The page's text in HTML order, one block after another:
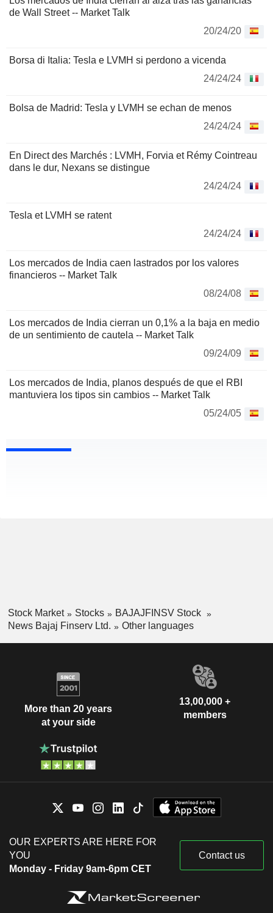
de Wall Street -- Market Talk
20/24/20
Borsa di Italia: Tesla e LVMH si perdono a vicenda
24/24/24
Bolsa de Madrid: Tesla y LVMH se echan de menos
24/24/24
En Direct des Marchés : LVMH, Forvia et Rémy Cointreau
dans le dur, Nexans se distingue
24/24/24
Tesla et LVMH se ratent
24/24/24
Los mercados de India caen lastrados por los valores
financieros -- Market Talk
08/24/08
Los mercados de India cierran un 0,1% a la baja en medio
de un sentimiento de cautela -- Market Talk
09/24/09
Los mercados de India, planos después de que el RBI
mantuviera los tipos sin cambios -- Market Talk
05/24/05
Stock Market Stocks
BAJAJFINSV Stock
News Bajaj Finserv Ltd.
Other languages
More than 20 years
at your side
13,00,000 +
members
OUR EXPERTS ARE HERE FOR
YOU
Monday - Friday 9am-6pm CET
Contact us